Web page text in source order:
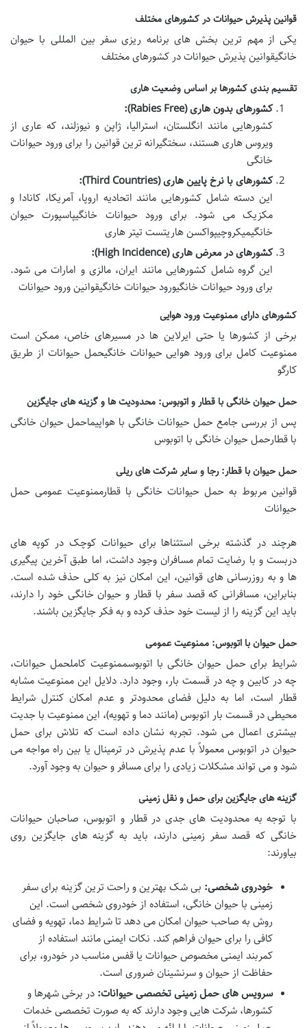
قوانین پذیرش حیوانات در کشورهای مختلف
یکی از مهم ترین بخش های برنامه ریزی سفر بین المللی با حیوان
خانگیقوانین پذیرش حیوانات در کشورهای مختلف
تقسیم بندی کشورها بر اساس وضعیت هاری
کشورهای بدون هاری (Rabies Free):
کشورهایی مانند انگلستان، استرالیا، ژاپن و نیوزلند، که عاری از
ویروس هاری هستند، سختگیرانه ترین قوانین را برایورود حیوانات
خانگی
کشورهای با نرخ پایین هاری (Third Countries):
این دسته شامل کشورهایی مانند اتحادیه اروپا، آمریکا، کانادا و
مکزیک می شود. برای ورودحیوانات خانگیپاسپورت حیوان
خانگیمیکروچیپواکسن هاریتست تیتر هاری
کشورهای در معرض هاری (High Incidence):
این گروه شامل کشورهایی مانند ایران، مالزی و امارات می شود.
برایورود حیوانات خانگیورود حیوانات خانگیقوانین ورود حیوانات
کشورهای دارای ممنوعیت ورود هوایی
برخی از کشورها یا حتی ایرلاین ها در مسیرهای خاص، ممکن است
ممنوعیت کامل برای ورود هوایی حیوانات خانگیحمل حیوانات از طریق
کارگو
حمل حیوان خانگی با قطار و اتوبوس: محدودیت ها و گزینه های جایگزین
پس از بررسی جامع حمل حیوانات خانگی با هواپیماحمل حیوان خانگی
با قطارحمل حیوان خانگی با اتوبوس
حمل حیوان با قطار: رجا و سایر شرکت های ریلی
قوانین مربوط به حمل حیوانات خانگی با قطارممنوعیت عمومی حمل
حیوانات
هرچند در گذشته برخی استثناها برای حیوانات کوچک در کوپه های
دربست و با رضایت تمام مسافران وجود داشت، اما طبق آخرین پیگیری
ها و به روزرسانی های قوانین، این امکان نیز به کلی حذف شده است.
بنابراین، مسافرانی که قصدسفر با قطار و حیوان خانگی خود را دارند،
باید این گزینه را از لیست خود حذف کرده و به فکر جایگزین باشند.
حمل حیوان با اتوبوس: ممنوعیت عمومی
شرایط برایحمل حیوان خانگی با اتوبوسممنوعیت کاملحمل حیوانات،
چه در کابین و چه در قسمت بار، وجود دارد. دلایل این ممنوعیت مشابه
قطار است، اما به دلیل فضای محدودتر و عدم امکان کنترل شرایط
محیطی در قسمت بار اتوبوس (مانند دما و تهویه)، این ممنوعیت با جدیت
بیشتری اعمال می شود. تجربه نشان داده است که تلاش برای حمل
حیوان در اتوبوس معمولاً با عدم پذیرش در ترمینال یا بین راه مواجه می
شود و می تواند مشکلات زیادی را برای مسافر و حیوان به وجود آورد.
گزینه های جایگزین برای حمل و نقل زمینی
با توجه به محدودیت های جدی در قطار و اتوبوس، صاحبان حیوانات
خانگی که قصد سفر زمینی دارند، باید به گزینه های جایگزین روی
بیاورند:
خودروی شخصی: بی شک بهترین و راحت ترین گزینه برایسفر
زمینی با حیوان خانگی، استفاده از خودروی شخصی است. این
روش به صاحب حیوان امکان می دهد تا شرایط دما، تهویه و فضای
کافی را برای حیوان فراهم کند. نکات ایمنی مانند استفاده از
کمربند ایمنی مخصوص حیوانات یا قفس مناسب در خودرو، برای
حفاظت از حیوان و سرنشینان ضروری است.
سرویس های حمل زمینی تخصصی حیوانات: در برخی شهرها و
کشورها، شرکت هایی وجود دارند که به صورت تخصصی خدمات